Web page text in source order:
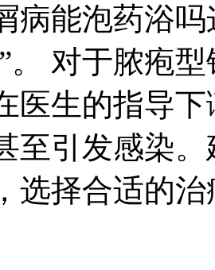
病能泡药浴
。 对于脓疱
医生的指导
至引发感染
选择合适的